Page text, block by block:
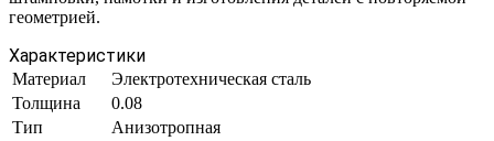
геометрией.
Характеристики
Материал
Электротехническая сталь
Толщина
0.08
Тип
Анизотропная